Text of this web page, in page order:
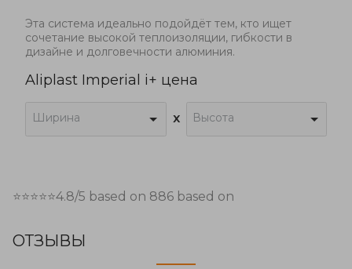
Эта система идеально подойдёт тем, кто ищет
сочетание высокой теплоизоляции, гибкости в
дизайне и долговечности алюминия.
Aliplast Imperial i+ цена
Ширина x Высота
⭐⭐⭐⭐⭐4.8/5 based on 886 based on
ОТЗЫВЫ